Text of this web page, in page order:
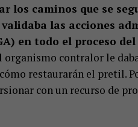
los caminos que se
validaba las acciones
en todo el proceso
organismo contralor le
restaurarán el pretil.
con un recurso de